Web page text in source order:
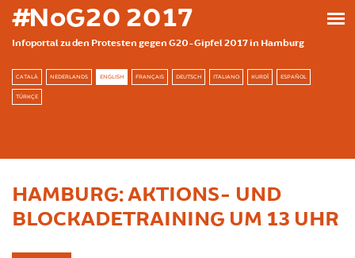
Skip to main content
#NoG20 2017
Infoportal zu den Protesten gegen G20-Gipfel 2017 in Hamburg
CATALÀ NEDERLANDS ENGLISH FRANÇAIS DEUTSCH ITALIANO KURDÎ ESPAÑOL
TÜRKÇE
HAMBURG: AKTIONS- UND
BLOCKADETRAINING UM 13 UHR